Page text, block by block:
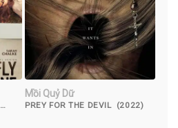
Mồi Quỷ Dữ
PREY FOR THE DEVIL (2022)